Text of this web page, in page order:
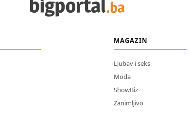
MAGAZIN
Ljubav i seks
Moda
ShowBiz
Zanimljivo